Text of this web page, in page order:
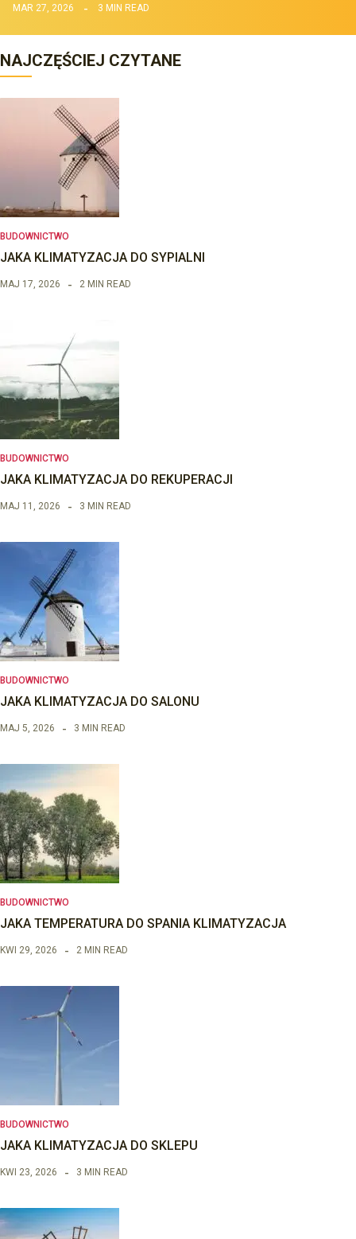
MAR 27, 2026 3 MIN READ
NAJCZĘŚCIEJ CZYTANE
BUDOWNICTWO
JAKA KLIMATYZACJA DO SYPIALNI
MAJ 17, 2026 2 MIN READ
BUDOWNICTWO
JAKA KLIMATYZACJA DO REKUPERACJI
MAJ 11, 2026 3 MIN READ
BUDOWNICTWO
JAKA KLIMATYZACJA DO SALONU
MAJ 5, 2026 3 MIN READ
BUDOWNICTWO
JAKA TEMPERATURA DO SPANIA KLIMATYZACJA
KWI 29, 2026 2 MIN READ
BUDOWNICTWO
JAKA KLIMATYZACJA DO SKLEPU
KWI 23, 2026 3 MIN READ